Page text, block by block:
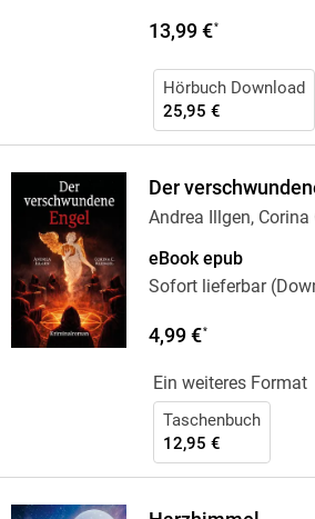
13,99 €*
Hörbuch Download
25,95 €
Der
Andrea Illgen, Corina
eBook epub
Sofort lieferbar
4,99 €*
Ein weiteres Format
Taschenbuch
12,95 €